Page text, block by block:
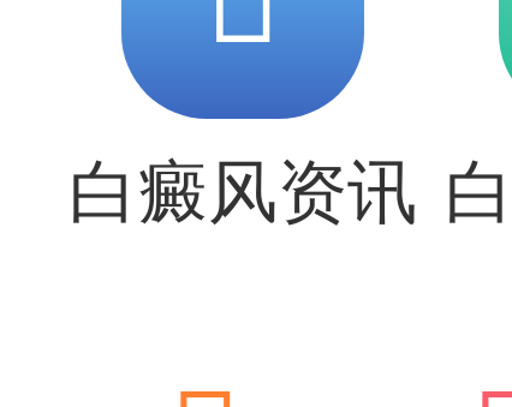
白癜风资讯